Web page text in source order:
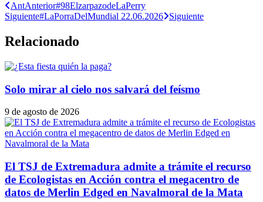
AntAnterior#98ElzarpazodeLaPerry
Siguiente#LaPorraDelMundial 22.06.2026 Siguiente
Relacionado
Solo mirar al cielo nos salvará del feísmo
9 de agosto de 2026
El TSJ de Extremadura admite a trámite el recurso
de Ecologistas en Acción contra el megacentro de
datos de Merlin Edged en Navalmoral de la Mata